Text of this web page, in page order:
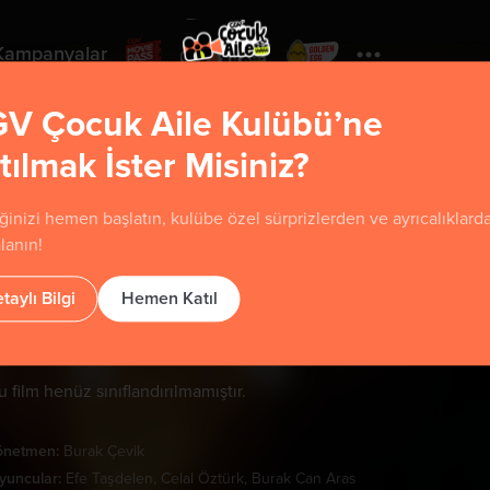
Çocuk Aile Kulübü’ne
İster Misiniz?
hemen başlatın, kulübe özel sürprizlerden ve
Bilgi Hemen Katıl
Şey Yerinde Değil
film henüz sınıflandırılmamıştır.
Burak Çevik
Efe Taşdelen, Celal Öztürk, Burak Can Aras